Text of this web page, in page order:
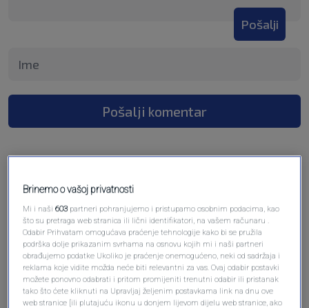
Pošalji
Pošalji komentar
Oglas
Brinemo o vašoj privatnosti
Mi i naši603 partneri pohranjujemo i pristupamo osobnim podacima, kao
što su pretraga web stranica ili lični identifikatori, na vašem računaru .
Odabir Prihvatam omogućava praćenje tehnologije kako bi se pružila
podrška dolje prikazanim svrhama na osnovu kojih mi i naši partneri
obrađujemo podatke Ukoliko je praćenje onemogućeno, neki od sadržaja i
reklama koje vidite možda neće biti relevantni za vas. Ovaj odabir postavki
možete ponovno odabrati i pritom promijeniti trenutni odabir ili pristanak
tako što ćete kliknuti na Upravljaj željenim postavkama link na dnu ove
web stranice [ili plutajuću ikonu u donjem lijevom dijelu web stranice, ako